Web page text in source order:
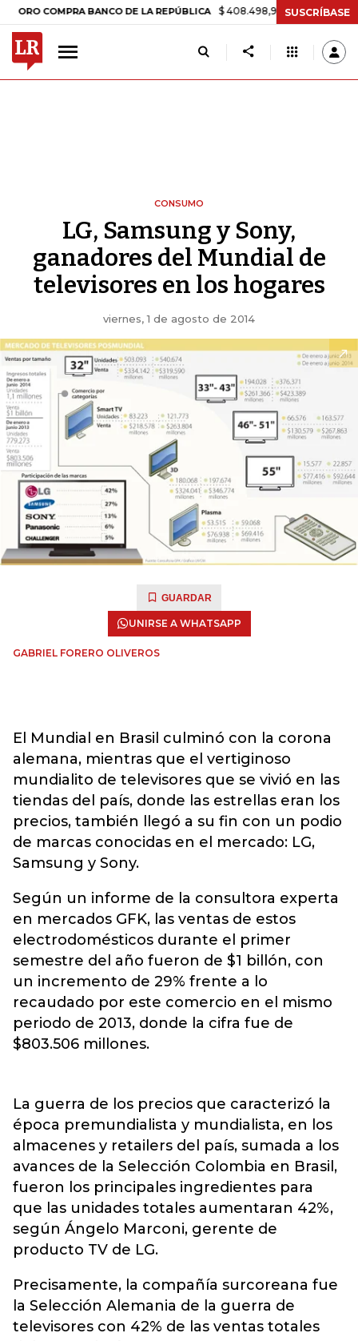
COMPRA BANCO DE LA REPÚBLICA $ 408.498,97 +$ 8.753,81 +2,19%
SUSCRÍBASE
CONSUMO
LG, Samsung y Sony,
ganadores del Mundial de
televisores en los hogares
viernes, 1 de agosto de 2014
GUARDAR
UNIRSE A WHATSAPP
GABRIEL FORERO OLIVEROS
El Mundial en Brasil culminó con la corona
alemana, mientras que el vertiginoso
mundialito de televisores que se vivió en las
tiendas del país, donde las estrellas eran los
precios, también llegó a su fin con un podio
de marcas conocidas en el mercado: LG,
Samsung y Sony.
Según un informe de la consultora experta
en mercados GFK, las ventas de estos
electrodomésticos durante el primer
semestre del año fueron de $1 billón, con
un incremento de 29% frente a lo
recaudado por este comercio en el mismo
periodo de 2013, donde la cifra fue de
$803.506 millones.
La guerra de los precios que caracterizó la
época premundialista y mundialista, en los
almacenes y retailers del país, sumada a los
avances de la Selección Colombia en Brasil,
fueron los principales ingredientes para
que las unidades totales aumentaran 42%,
según Ángelo Marconi, gerente de
producto TV de LG.
Precisamente, la compañía surcoreana fue
la Selección Alemania de la guerra de
televisores con 42% de las ventas totales